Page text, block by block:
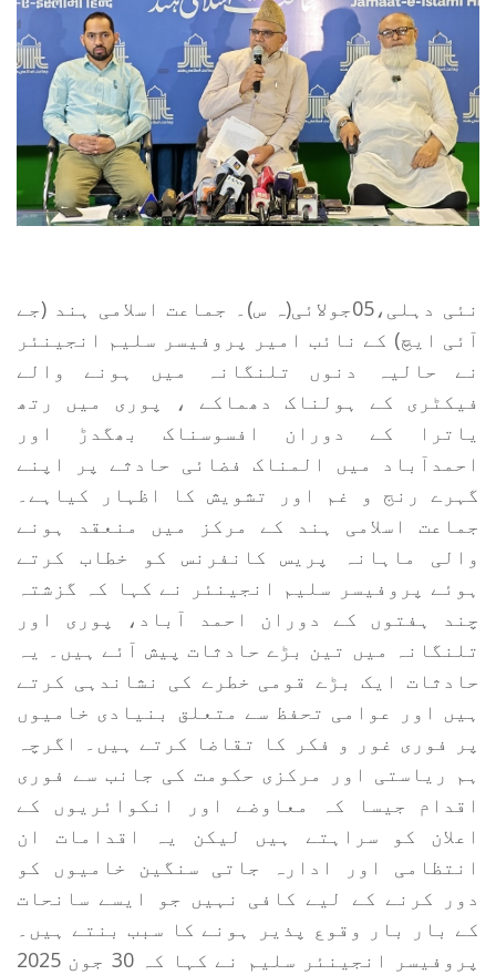
نئی دہلی،05جولائی(ہ س)۔ جماعت اسلامی ہند (جے
آئی ایچ) کے نائب امیر پروفیسر سلیم انجینئر
نے حالیہ دنوں تلنگانہ میں ہونے والے
فیکٹری کے ہولناک دھماکے ، پوری میں رتھ
یاترا کے دوران افسوسناک بھگدڑ اور
احمدآباد میں المناک فضائی حادثے پر اپنے
گہرے رنج و غم اور تشویش کا اظہار کیاہے۔
جماعت اسلامی ہند کے مرکز میں منعقد ہونے
والی ماہانہ پریس کانفرنس کو خطاب کرتے
ہوئے پروفیسر سلیم انجینئر نے کہا کہ گزشتہ
چند ہفتوں کے دوران احمد آباد، پوری اور
تلنگانہ میں تین بڑے حادثات پیش آئے ہیں۔ یہ
حادثات ایک بڑے قومی خطرے کی نشاندہی کرتے
ہیں اور عوامی تحفظ سے متعلق بنیادی خامیوں
پر فوری غور و فکر کا تقاضا کرتے ہیں۔ اگرچہ
ہم ریاستی اور مرکزی حکومت کی جانب سے فوری
اقدام جیسا کہ معاوضے اور انکوائریوں کے
اعلان کو سراہتے ہیں لیکن یہ اقدامات ان
انتظامی اور ادارہ جاتی سنگین خامیوں کو
دور کرنے کے لیے کافی نہیں جو ایسے سانحات
کے بار بار وقوع پذیر ہونے کا سبب بنتے ہیں۔
پروفیسر انجینئر سلیم نے کہا کہ 30 جون 2025